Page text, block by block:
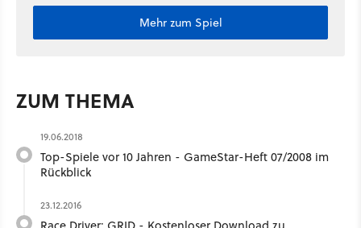
Mehr zum Spiel
ZUM THEMA
19.06.2018
Top-Spiele vor 10 Jahren - GameStar-Heft 07/2008 im
Rückblick
23.12.2016